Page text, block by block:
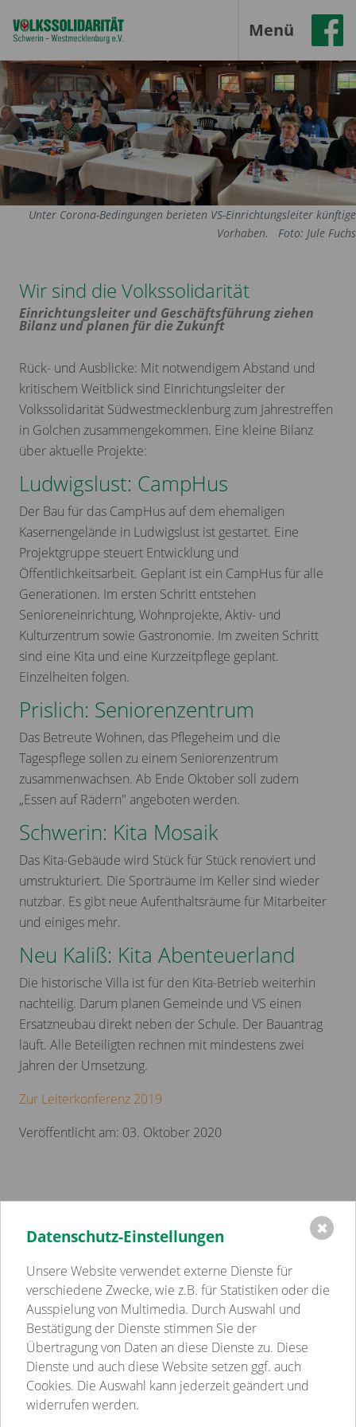
Menü
Unter Corona-Bedingungen berieten VS-Einrichtungsleiter künftige
Vorhaben.
Foto: Jule Fuchs
Wir sind die Volkssolidarität
Einrichtungsleiter und Geschäftsführung ziehen
Bilanz und planen für die Zukunft
Rück- und Ausblicke: Mit notwendigem Abstand und
kritischem Weitblick sind Einrichtungsleiter der
Volkssolidarität Südwestmecklenburg zum Jahrestreffen
in Golchen zusammengekommen. Eine kleine Bilanz
über aktuelle Projekte:
Ludwigslust: CampHus
Der Bau für das CampHus auf dem ehemaligen
Kasernengelände in Ludwigslust ist gestartet. Eine
Projektgruppe steuert Entwicklung und
Öffentlichkeitsarbeit. Geplant ist ein CampHus für alle
Generationen. Im ersten Schritt entstehen
Senioreneinrichtung, Wohnprojekte, Aktiv- und
Kulturzentrum sowie Gastronomie. Im zweiten Schritt
sind eine Kita und eine Kurzzeitpflege geplant.
Einzelheiten folgen.
Prislich: Seniorenzentrum
Das Betreute Wohnen, das Pflegeheim und die
Tagespflege sollen zu einem Seniorenzentrum
zusammenwachsen. Ab Ende Oktober soll zudem
„Essen auf Rädern" angeboten werden.
Schwerin: Kita Mosaik
Das Kita-Gebäude wird Stück für Stück renoviert und
umstrukturiert. Die Sporträume im Keller sind wieder
nutzbar. Es gibt neue Aufenthaltsräume für Mitarbeiter
und einiges mehr.
Neu Kaliß: Kita Abenteuerland
Die historische Villa ist für den Kita-Betrieb weiterhin
nachteilig. Darum planen Gemeinde und VS einen
Ersatzneubau direkt neben der Schule. Der Bauantrag
läuft. Alle Beteiligten rechnen mit mindestens zwei
Jahren der Umsetzung.
Zur Leiterkonferenz 2019
Veröffentlicht am: 03. Oktober 2020
Einrichtungen
Volkssolidarität Schwerin - Westmecklenburg e.V.
Kindertagesstätten
Pflege
Betreutes Wohnen
Sozialpsychiatrie
Jugend-, Familien- & Schulsozialarbeit
Begegnungsstätten
Gastronomie
Weitere Einrichtungen
Datenschutz-Einstellungen
Unsere Website verwendet externe Dienste für
verschiedene Zwecke, wie z.B. für Statistiken oder die
Ausspielung von Multimedia. Durch Auswahl und
Bestätigung der Dienste stimmen Sie der
Übertragung von Daten an diese Dienste zu. Diese
Dienste und auch diese Website setzen ggf. auch
Cookies. Die Auswahl kann jederzeit geändert und
widerrufen werden.
✖